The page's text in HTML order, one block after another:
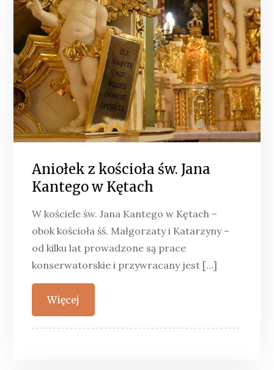
Aniołek z kościoła św. Jana
Kantego w Kętach
W kościele św. Jana Kantego w Kętach –
obok kościoła śś. Małgorzaty i Katarzyny –
od kilku lat prowadzone są prace
konserwatorskie i przywracany jest […]
Więcej